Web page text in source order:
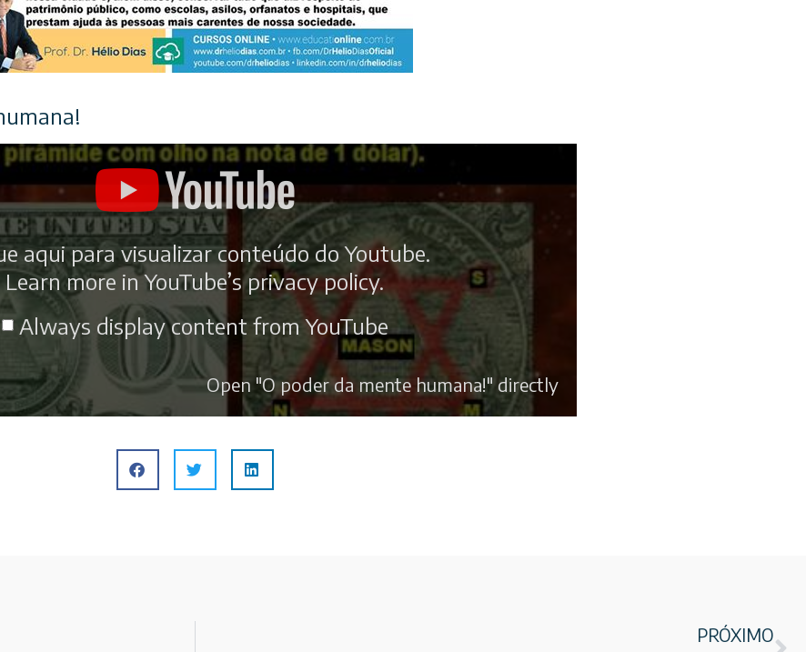
aqui para visualizar conteúdo do Youtube.
Learn more inYouTube’s privacy policy.
Always display content from YouTube
Open "O poder da mente humana!" directly
PRÓXIMO